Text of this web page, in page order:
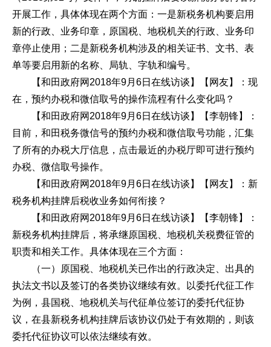
开展工作，具体体现在两个方面：一是新税务机构要启用
新的行政、业务印章，原国税、地税机关的行政、业务印
章停止使用；二是新税务机构涉及的相关证书、文书、表
单等要启用新的名称、局轨、字轨和编号。
【和田政府网2018年9月6日在线访谈】【网友】：现
在，预约办税和微信取号的操作流程有什么变化吗？
【和田政府网2018年9月6日在线访谈】【李朝锋】：
目前，和田税务微信号的预约办税和微信取号功能，汇集
了所有的办税大厅信息，点击最近的办税厅即可进行预约
办税、微信取号操作。
【和田政府网2018年9月6日在线访谈】【网友】：新
税务机构挂牌后税收业务如何衔接？
【和田政府网2018年9月6日在线访谈】【李朝锋】：
新税务机构挂牌后，将承继原国税、地税机关税费征管的
职责和相关工作。具体体现在三个方面：
（一）原国税、地税机关已作出的行政决定、出具的
执法文书以及签订的各类协议继续有效。以委托代征工作
为例，县国税、地税机关与代征单位签订的委托代征协
议，在县新税务机构挂牌后该协议仍处于有效期的，则该
委托代征协议可以依法继续有效。